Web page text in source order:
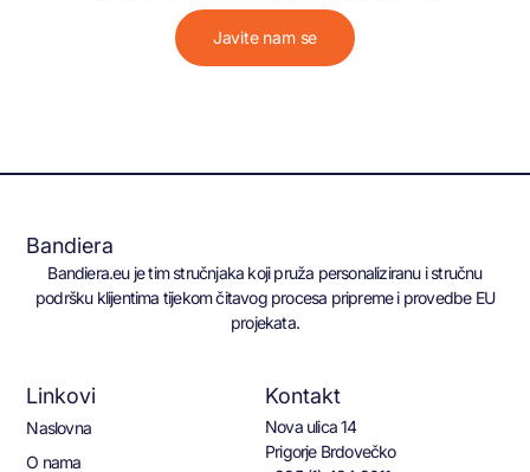
Javite nam se
Bandiera
Bandiera.eu je tim stručnjaka koji pruža personaliziranu i stručnu
podršku klijentima tijekom čitavog procesa pripreme i provedbe EU
projekata.
Linkovi
Naslovna
O nama
Kontakt
Nova ulica 14
Prigorje Brdovečko